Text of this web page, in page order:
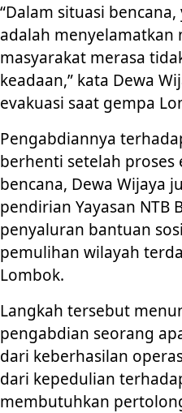
“Dalam situasi
adalah menyelamatkan
masyarakat merasa
keadaan,” kata Dewa
evakuasi saat gempa
Pengabdiannya
berhenti setelah proses
bencana, Dewa Wijaya
pendirian Yayasan NTB
penyaluran bantuan
pemulihan wilayah
Lombok.
Langkah tersebut
pengabdian seorang
dari keberhasilan
dari kepedulian
membutuhkan